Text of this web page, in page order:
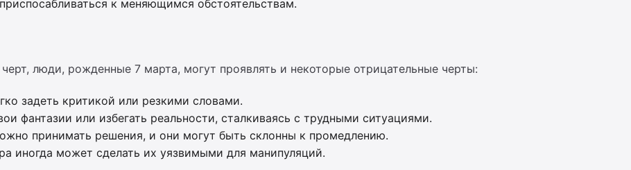
к меняющимся обстоятельствам.
люди, рожденные 7 марта, могут проявлять и некоторые отрицательные черты:
задеть критикой или резкими словами.
фантазии или избегать реальности, сталкиваясь с трудными ситуациями.
принимать решения, и они могут быть склонны к промедлению.
иногда может сделать их уязвимыми для манипуляций.